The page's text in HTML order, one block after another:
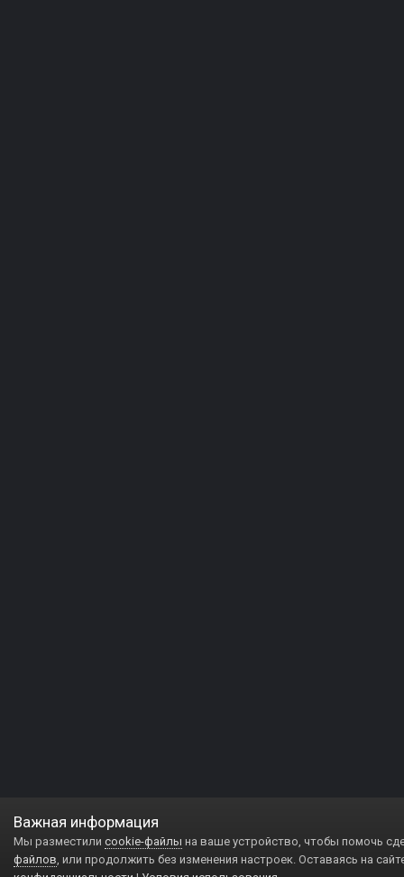
Важная информация
Мы разместили cookie-файлы на ваше устройство, чтобы помочь
файлов, или продолжить без изменения настроек. Оставаясь на